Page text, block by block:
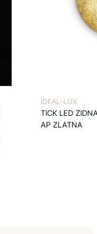
IDEAL-LUX
TICK LED
AP ZLATNA